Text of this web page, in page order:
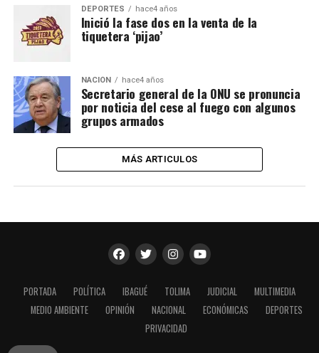
DEPORTES hace4 años
Inició la fase dos en la venta de la
tiquetera ‘pijao’
NACIÓN hace4 años
Secretario general de la ONU se pronuncia
por noticia del cese al fuego con algunos
grupos armados
MÁS ARTICULOS
PORTADA POLÍTICA IBAGUÉ TOLIMA JUDICIAL
MULTIMEDIA
MEDIO AMBIENTE
OPINIÓN NACIONAL ECONÓMICAS
DEPORTES
PRIVACIDAD